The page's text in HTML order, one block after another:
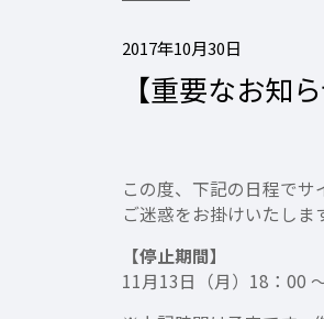
2017年10月30日
【重要なお知
この度、下記の日程でサ
ご迷惑をお掛けいたしま
【停止期間】
11月13日（月）18：00